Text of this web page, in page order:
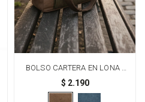
BOLSO CARTERA EN LONA -
MARRÓN
$ 2.190